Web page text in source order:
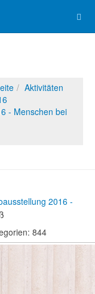
Aktivitäten
- Menschen bei
2016 -
844